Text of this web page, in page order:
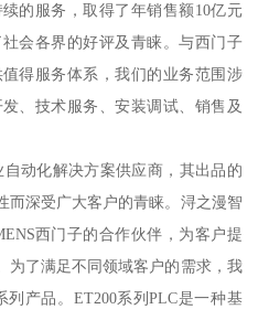
的服务，取得了年销售额10亿元
会各界的好评及青睐。与西门子
得服务体系，我们的业务范围涉
、技术服务、安装调试、销售及
化解决方案供应商，其出品的
而深受广大客户的青睐。浔之漫智
西门子的合作伙伴，为客户提
为了满足不同领域客户的需求，我
列产品。ET200系列PLC是一种基